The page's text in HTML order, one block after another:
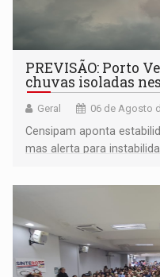
PREVISÃO: Porto
chuvas isoladas
Geral 06 de Agosto
Censipam aponta
mas alerta para